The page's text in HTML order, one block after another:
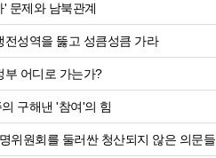
' 문제와 남북관계
전성역을 뚫고 성큼성큼 가라
부 어디로 가는가?
구해낸 '참여'의 힘
위원회를 둘러싼 청산되지 않은 의문들